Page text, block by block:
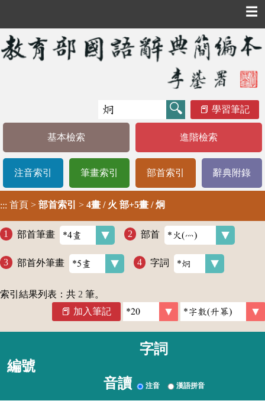
☰
學習筆記
基本檢索 進階檢索
注音索引 筆畫索引 部首索引 辭典附錄
::: 首頁 > 部首索引 > 4畫 / 火 部+5畫 / 炯
部首筆畫 部首
部首外筆畫 字詞
索引結果列表：共 2 筆。
加入筆記
編號
字詞
音讀 注音 漢語拼音